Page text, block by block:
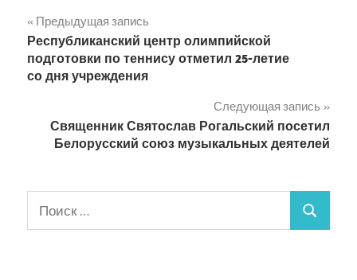
Навигация
по
записям
Предыдущая запись
Республиканский центр олимпийской
подготовки по теннису отметил 25-летие
со дня учреждения
Следующая запись
Священник Святослав Рогальский посетил
Белорусский союз музыкальных деятелей
Поиск
для:
Поиск